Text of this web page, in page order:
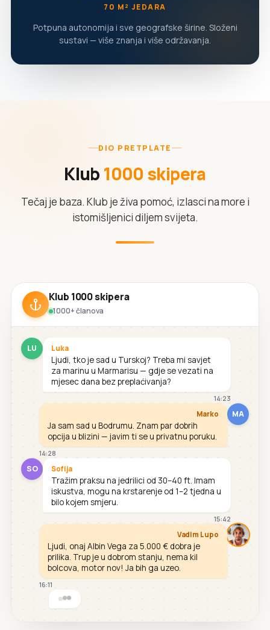
70 M² JEDARA
Potpuna autonomija i sve geografske širine. Složeni
sustavi — više znanja i više održavanja.
DIO PRETPLATE
Klub 1000 skipera
Tečaj je baza. Klub je živa pomoć, izlasci na more i
istomišljenici diljem svijeta.
Klub 1000 skipera
1000+ članova
LU Luka
Ljudi, tko je sad u Turskoj? Treba mi savjet
za marinu u Marmarisu — gdje se vezati na
mjesec dana bez preplaćivanja?
14:23
MA
Marko
Ja sam sad u Bodrumu. Znam par dobrih
opcija u blizini — javim ti se u privatnu poruku.
14:28
SO Sofija
Tražim praksu na jedrilici od 30–40 ft. Imam
iskustva, mogu na krstarenje od 1–2 tjedna u
bilo kojem smjeru.
15:42
Vadim Lupo
Ljudi, onaj Albin Vega za 5.000 € dobra je
prilika. Trup je u dobrom stanju, nema kil
bolcova, motor nov! Ja bih ga uzeo.
16:11